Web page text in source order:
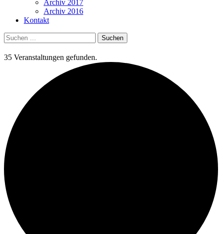
Archiv 2017
Archiv 2016
Kontakt
Suchen
nach:
35 Veranstaltungen gefunden.